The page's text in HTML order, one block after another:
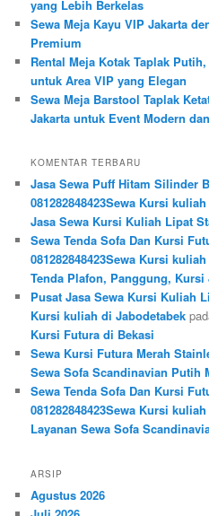
yang Lebih Berkelas
Sewa Meja Kayu VIP Jakarta
Premium
Rental Meja Kotak Taplak
untuk Area VIP yang Elegan
Sewa Meja Barstool Taplak
Jakarta untuk Event Modern
KOMENTAR TERBARU
Jasa Sewa Puff Hitam Silinder
081282848423Sewa Kursi
Jasa Sewa Kursi Kuliah Lipat
Sewa Tenda Sofa Dan Kursi
081282848423Sewa Kursi
Tenda Plafon, Panggung, Kursi
Pusat Jasa Sewa Kursi Kuliah
Kursi kuliah di Jabodetabek
Kursi Futura di Bekasi
Sewa Kursi Futura Merah
Sewa Sofa Scandinavian Putih
Sewa Tenda Sofa Dan Kursi
081282848423Sewa Kursi
Layanan Sewa Sofa
ARSIP
Agustus 2026